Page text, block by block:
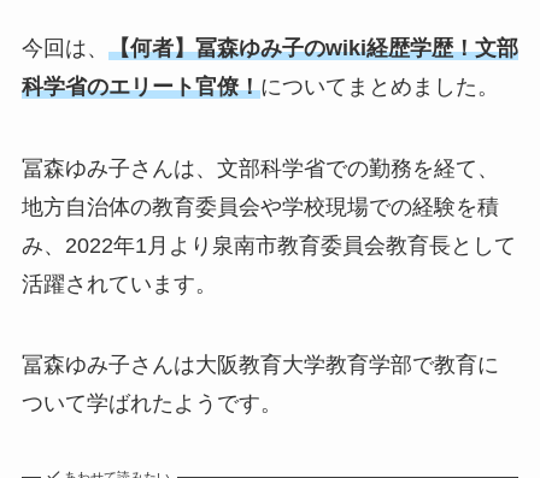
今回は、 【何者】冨森ゆみ子のwiki経歴学歴！文部
科学省のエリート官僚！についてまとめました。
冨森ゆみ子さんは、文部科学省での勤務を経て、
地方自治体の教育委員会や学校現場での経験を積
み、2022年1月より泉南市教育委員会教育長として
活躍されています。
冨森ゆみ子さんは大阪教育大学教育学部で教育に
ついて学ばれたようです。